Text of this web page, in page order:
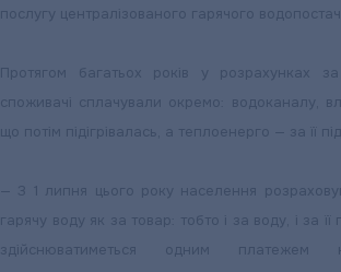
послугу централізованого гарячого
Протягом багатьох років у розрахунках
споживачі сплачували окремо: водоканалу,
що потім підігрівалась, а теплоенерго — за її
— З 1 липня цього року населення
гарячу воду як за товар: тобто і за воду, і за її
здійснюватиметься одним платежем